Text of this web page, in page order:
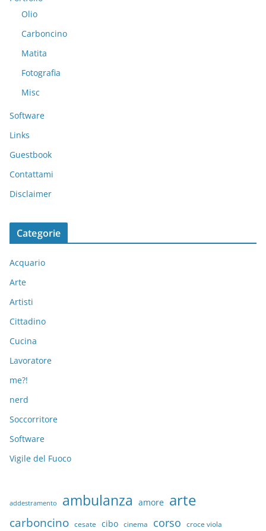
Olio
Carboncino
Matita
Fotografia
Misc
Software
Links
Guestbook
Contattami
Disclaimer
Categorie
Acquario
Arte
Artisti
Cittadino
Cucina
Lavoratore
me?!
nerd
Soccorritore
Software
Vigile del Fuoco
addestramento ambulanza amore arte
carboncino cesate cibo cinema corso croce viola